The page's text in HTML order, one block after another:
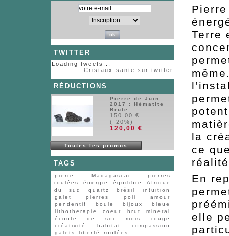
TWITTER
Loading tweets...
Cristaux-sante sur twitter
RÉDUCTIONS
Pierre de Juin
2017 : Hématite
Brute
150,00 €
(-20%)
120,00 €
Toutes les promos
TAGS
pierre Madagascar
pierres
roulées
énergie équilibre
Afrique
du sud
quartz brésil
intuition
galet
pierres poli
amour
pendentif
boule bijoux
bleue
lithotherapie
coeur brut
mineral
écoute de soi
mois
rouge
créativité
habitat
compassion
galets
liberté roulées
Terre
la
ce
En
elle